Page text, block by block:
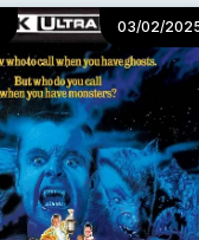
03/02/